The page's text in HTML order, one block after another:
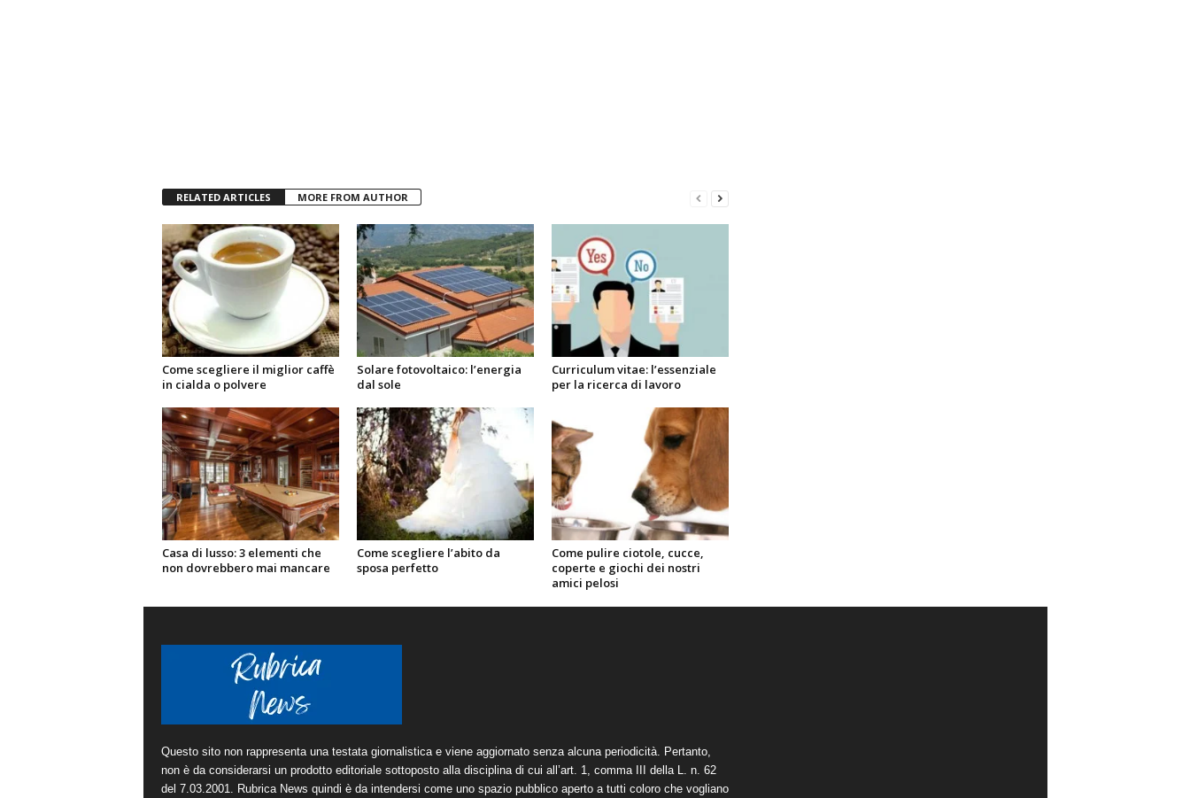
RELATED ARTICLES MORE FROM AUTHOR
Come scegliere il miglior caffè
in cialda o polvere
Solare fotovoltaico: l’energia
dal sole
Curriculum vitae: l’essenziale
per la ricerca di lavoro
Casa di lusso: 3 elementi che
non dovrebbero mai mancare
Come scegliere l’abito da
sposa perfetto
Come pulire ciotole, cucce,
coperte e giochi dei nostri
amici pelosi
Questo sito non rappresenta una testata giornalistica e viene aggiornato senza alcuna periodicità. Pertanto,
non è da considerarsi un prodotto editoriale sottoposto alla disciplina di cui all’art. 1, comma III della L. n. 62
del 7.03.2001. Rubrica News quindi è da intendersi come uno spazio pubblico aperto a tutti coloro che vogliano